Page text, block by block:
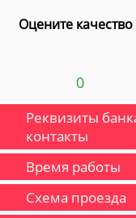
Оцените
0
Реквизиты
контакты
Время работы
Схема проезда